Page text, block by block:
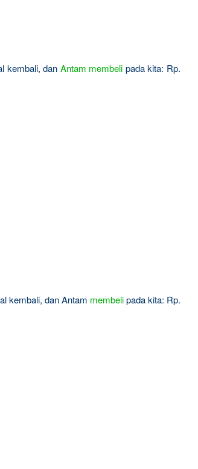
kembali, dan Antam membeli pada kita: Rp.
kembali, dan Antam membelipada kita: Rp.